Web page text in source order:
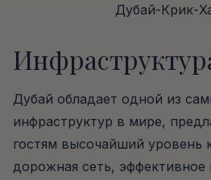
Дубай-Крик-
Дубай обладает одной из
инфраструктур в мире,
гостям высочайший уровень
дорожная сеть,